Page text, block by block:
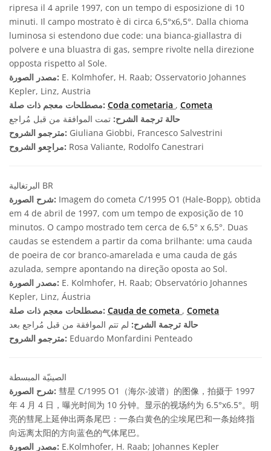
ripresa il 4 aprile 1997, con un tempo di esposizione di 10
minuti. Il campo mostrato è di circa 6,5°x6,5°. Dalla chioma
luminosa si estendono due code: una bianca-giallastra di
polvere e una bluastra di gas, sempre rivolte nella direzione
opposta rispetto al Sole.
مصدر الصورة: E. Kolmhofer, H. Raab; Osservatorio Johannes
Kepler, Linz, Austria
مصطلحات معجم ذات صلة: Coda cometaria , Cometa
حالة ترجمة الشرح: تمت الموافقة من قبل مُراجع
مترجمو الشروح: Giuliana Giobbi, Francesco Salvestrini
مراجِعو الشروح: Rosa Valiante, Rodolfo Canestrari
البرتغالية BR
شرح الصورة: Imagem do cometa C/1995 O1 (Hale-Bopp), obtida
em 4 de abril de 1997, com um tempo de exposição de 10
minutos. O campo mostrado tem cerca de 6,5° x 6,5°. Duas
caudas se estendem a partir da coma brilhante: uma cauda
de poeira de cor branco-amarelada e uma cauda de gás
azulada, sempre apontando na direção oposta ao Sol.
مصدر الصورة: E. Kolmhofer, H. Raab; Observatório Johannes
Kepler, Linz, Áustria
مصطلحات معجم ذات صلة: Cauda de cometa , Cometa
حالة ترجمة الشرح: لم تتم الموافقة من قبل مُراجع بعد
مترجمو الشروح: Eduardo Monfardini Penteado
الصينيّة المبسطة
شرح الصورة: 彗星 C/1995 O1（海尔-波谱）的图像，拍摄于 1997
年 4 月 4 日，曝光时间为 10 分钟。显示的视场约为 6.5°x6.5°。明
亮的彗尾上延伸出两条尾巴：一条白黄色的尘埃尾巴和一条始终指
向远离太阳的方向蓝色的气体尾巴。
مصدر الصورة: E.Kolmhofer, H. Raab; Johannes Kepler